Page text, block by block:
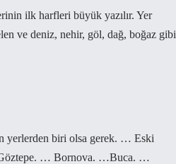
ilk harfleri büyük yazılır. Yer
ve deniz, nehir, göl, dağ, boğaz gibi
yerlerden biri olsa gerek. … Eski
Göztepe. … Bornova. …Buca. …